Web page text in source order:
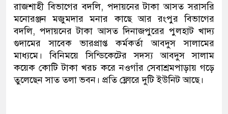
রাজশাহী বিভাগের বদলি, পদায়নের টাকা আসত সরাসরি
মনোরঞ্জন মজুমদার মনার কাছে আর রংপুর বিভাগের
বদলি, পদায়নের টাকা আসত দিনাজপুরের পুলহাট খাদ্য
গুদামের সাবেক ভারপ্রাপ্ত কর্মকর্তা আবদুস সালামের
মাধ্যমে। বিনিময়ে সিন্ডিকেটের সদস্য আবদুস সালাম
কয়েক কোটি টাকা খরচ করে নওগাঁর সেবাশ্রমপাড়ায় গড়ে
তুলেছেন সাত তলা ভবন। প্রতি ফ্লোরে দুটি ইউনিট আছে।